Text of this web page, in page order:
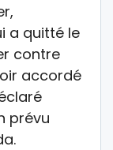
a quitté le
contre
accordé
prévu